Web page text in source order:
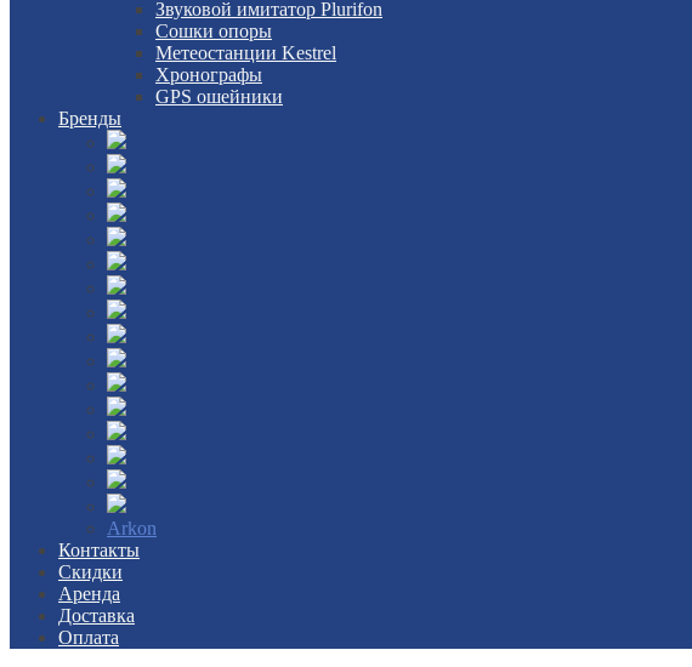
Звуковой имитатор Plurifon
Сошки опоры
Метеостанции Kestrel
Хронографы
GPS ошейники
Бренды
Arkon
Контакты
Скидки
Аренда
Доставка
Оплата